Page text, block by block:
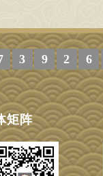
3 9 2 6
矩阵